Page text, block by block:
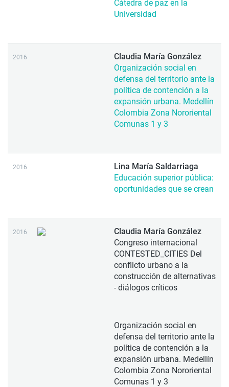
Cátedra de paz en la
Universidad
2016
Claudia María González
Organización social en
defensa del territorio ante la
política de contención a la
expansión urbana. Medellín
Colombia Zona Nororiental
Comunas 1 y 3
2016
Lina María Saldarriaga
Educación superior pública:
oportunidades que se crean
2016
Claudia María González
Congreso internacional
CONTESTED_CITIES Del
conflicto urbano a la
construcción de alternativas
- diálogos críticos
Organización social en
defensa del territorio ante la
política de contención a la
expansión urbana. Medellín
Colombia Zona Nororiental
Comunas 1 y 3